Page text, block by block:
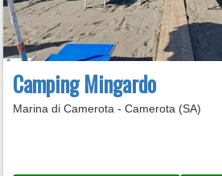
Camping Mingardo
Marina di Camerota - Camerota (SA)